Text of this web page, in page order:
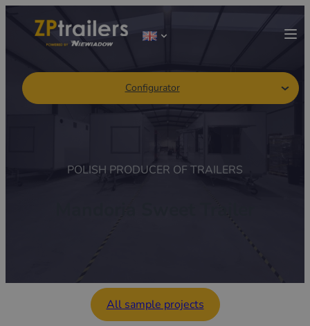
Configurator
POLISH PRODUCER OF TRAILERS
All sample projects